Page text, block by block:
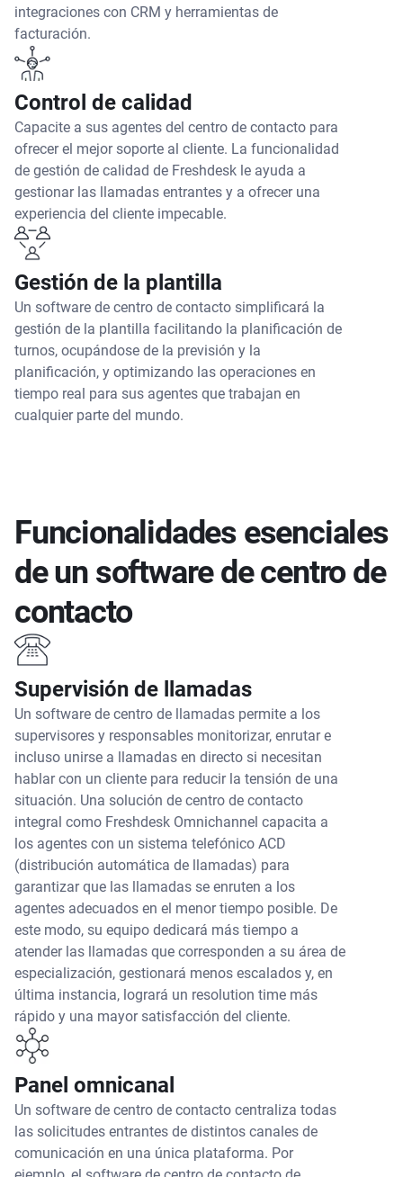
integraciones con CRM y herramientas de
facturación.
Control de calidad
Capacite a sus agentes del centro de contacto para
ofrecer el mejor soporte al cliente. La funcionalidad
de gestión de calidad de Freshdesk le ayuda a
gestionar las llamadas entrantes y a ofrecer una
experiencia del cliente impecable.
Gestión de la plantilla
Un software de centro de contacto simplificará la
gestión de la plantilla facilitando la planificación de
turnos, ocupándose de la previsión y la
planificación, y optimizando las operaciones en
tiempo real para sus agentes que trabajan en
cualquier parte del mundo.
Funcionalidades esenciales
de un software de centro de
contacto
Supervisión de llamadas
Un software de centro de llamadas permite a los
supervisores y responsables monitorizar, enrutar e
incluso unirse a llamadas en directo si necesitan
hablar con un cliente para reducir la tensión de una
situación. Una solución de centro de contacto
integral como Freshdesk Omnichannel capacita a
los agentes con un sistema telefónico ACD
(distribución automática de llamadas) para
garantizar que las llamadas se enruten a los
agentes adecuados en el menor tiempo posible. De
este modo, su equipo dedicará más tiempo a
atender las llamadas que corresponden a su área de
especialización, gestionará menos escalados y, en
última instancia, logrará un resolution time más
rápido y una mayor satisfacción del cliente.
Panel omnicanal
Un software de centro de contacto centraliza todas
las solicitudes entrantes de distintos canales de
comunicación en una única plataforma. Por